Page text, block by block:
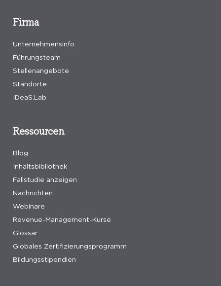
Firma
Unternehmensinfo
Führungsteam
Stellenangebote
Standorte
IDeaS.Lab
Ressourcen
Blog
Inhaltsbibliothek
Fallstudie anzeigen
Nachrichten
Webinare
Revenue-Management-Kurse
Glossar
Globales Zertifizierungsprogramm
Bildungsstipendien